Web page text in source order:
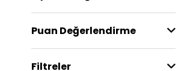
Puan Değerlendirme
Filtreler